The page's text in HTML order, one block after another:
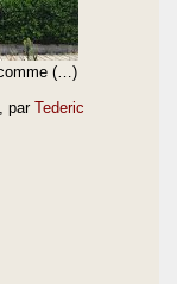
(…)
, par Tederic